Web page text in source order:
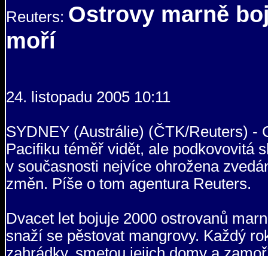
Reuters: Ostrovy marně
moří
24. listopadu 2005 10:11
SYDNEY (Austrálie) (ČTK/Reuters) -
Pacifiku téměř vidět, ale podkovovitá
v současnosti nejvíce ohrožena
změn. Píše o tom agentura Reuters.
Dvacet let bojuje 2000 ostrovanů
snaží se pěstovat mangrovy. Každý